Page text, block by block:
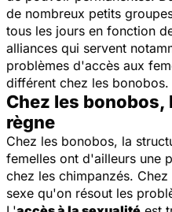
de nombreux petits
tous les jours en fonction
alliances qui servent
problèmes d'accès aux
différent chez les bonobos.
Chez les
règne
Chez les bonobos, la
femelles ont d'ailleurs une
chez les chimpanzés.
sexe qu'on résout les